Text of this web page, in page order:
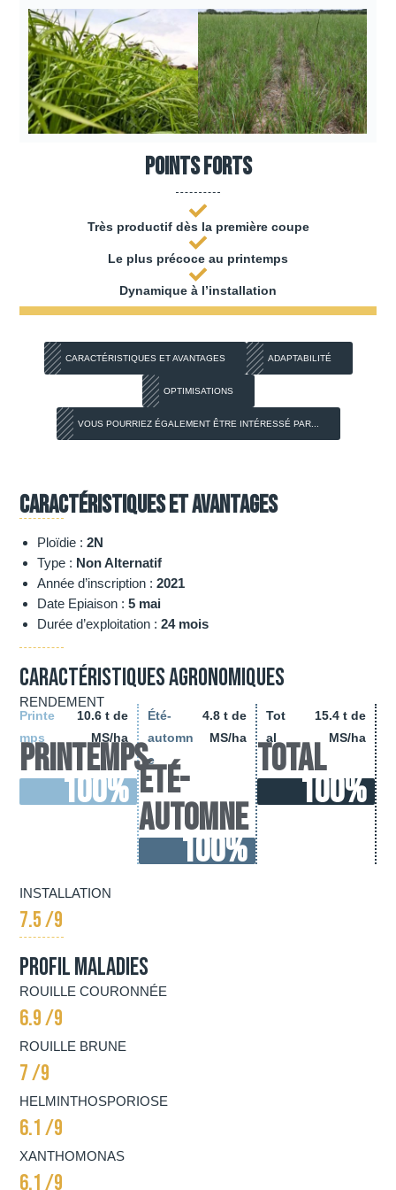
Points forts
Très productif dès la première coupe
Le plus précoce au printemps
Dynamique à l’installation
CARACTÉRISTIQUES ET AVANTAGES ADAPTABILITÉ
OPTIMISATIONS
VOUS POURRIEZ ÉGALEMENT ÊTRE INTÉRESSÉ PAR...
Caractéristiques et avantages
Ploïdie :2N
Type : Non Alternatif
Année d’inscription :2021
Date Epiaison :5 mai
Durée d’exploitation :24 mois
Caractéristiques agronomiques
RENDEMENT
Printe
mps
10.6 t de
MS/ha
Printemps
100%
Été-
automn
e
4.8 t de
MS/ha
Été-
automne
100%
Tot
al
15.4 t de
MS/ha
Total
100%
INSTALLATION
7.5 /9
Profil Maladies
ROUILLE COURONNÉE
6.9 /9
ROUILLE BRUNE
7 /9
HELMINTHOSPORIOSE
6.1 /9
XANTHOMONAS
6.1 /9